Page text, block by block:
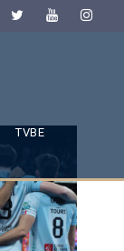
TVBE